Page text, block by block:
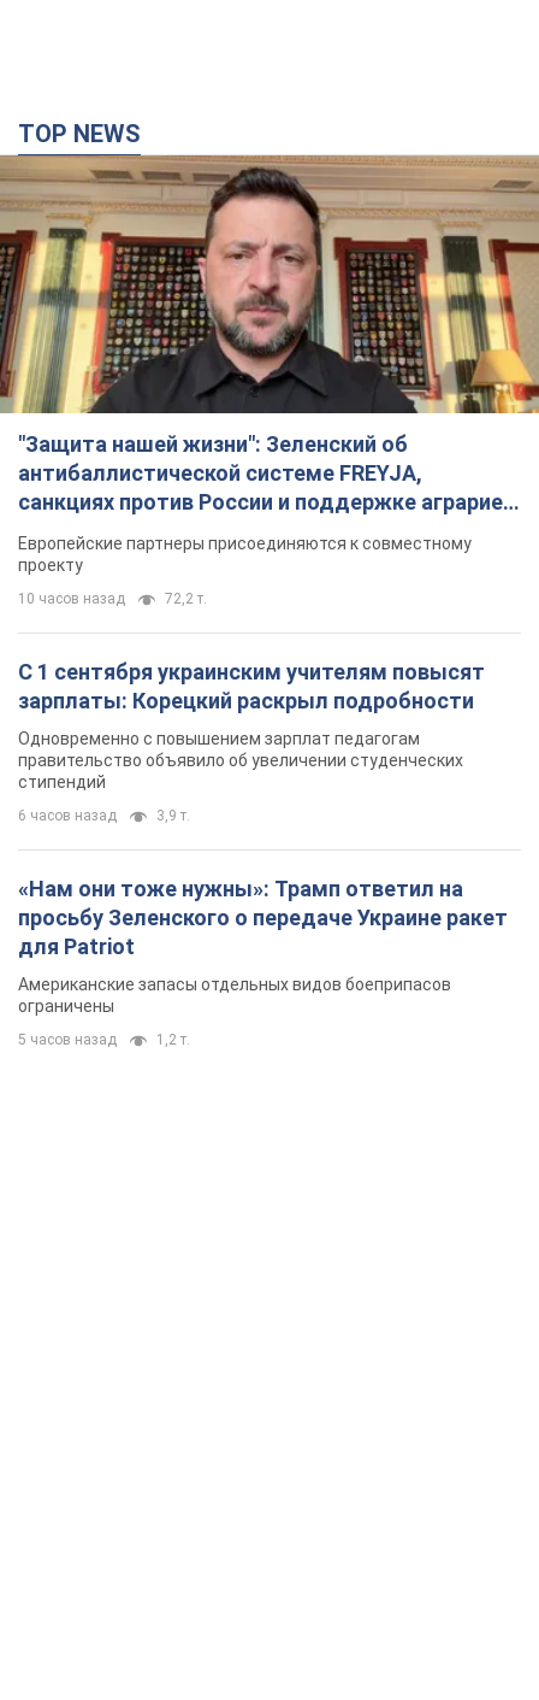
TOP NEWS
"Защита нашей жизни": Зеленский об
антибаллистической системе FREYJA,
санкциях против России и поддержке аграриев.
Видео
Европейские партнеры присоединяются к совместному
проекту
10 часов назад 72,2 т.
С 1 сентября украинским учителям повысят
зарплаты: Корецкий раскрыл подробности
Одновременно с повышением зарплат педагогам
правительство объявило об увеличении студенческих
стипендий
6 часов назад 3,9 т.
«Нам они тоже нужны»: Трамп ответил на
просьбу Зеленского о передаче Украине ракет
для Patriot
Американские запасы отдельных видов боеприпасов
ограничены
5 часов назад 1,2 т.